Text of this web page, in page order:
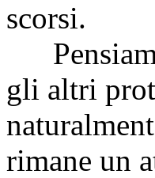
scorsi.
gli altri
rimane un